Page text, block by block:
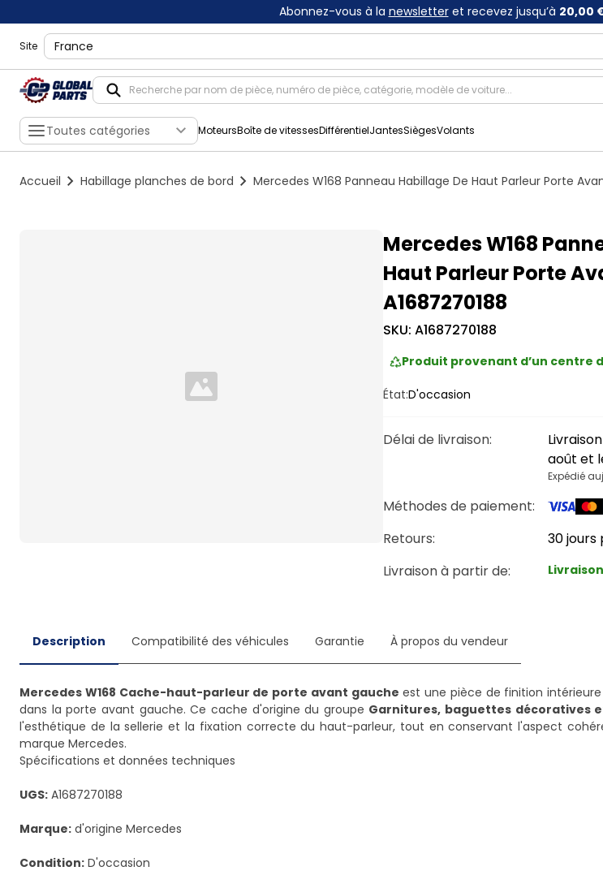
Abonnez-vous à la newsletteret recevez jusqu’à 20,00
Site shippingLocation
Toutes catégories MoteursBoîte de vitessesDifférentielJantesSiègesVolants
Accueil Habillage planches de bord Mercedes W168 Panneau Habillage De Haut Parleur Porte
Loading...
Mercedes W168
Haut Parleur Porte
A1687270188
SKU: A1687270188
Produit provenant d’un centre
État:D'occasion
Délai de livraison:
août et
Expédié
Méthodes de paiement:
Retours:
30
Livraison à partir de:
Description Compatibilité des véhicules Garantie À propos du vendeur
Mercedes W168 Cache-haut-parleur de porte avant gauche est une pièce de finition
dans la porte avant gauche. Ce cache d'origine du groupe Garnitures, baguettes décoratives
l'esthétique de la sellerie et la fixation correcte du haut-parleur, tout en conservant l'aspect
marque Mercedes.
Spécifications et données techniques
UGS: A1687270188
Marque: d'origine Mercedes
Condition: D'occasion